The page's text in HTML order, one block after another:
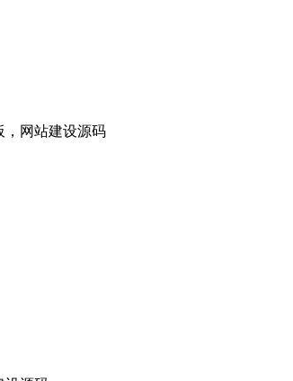
，网站建设源码